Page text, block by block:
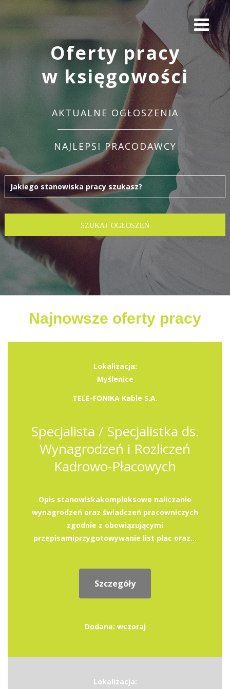
Oferty pracy
w księgowości
AKTUALNE OGŁOSZENIA
NAJLEPSI PRACODAWCY
Najnowsze oferty pracy
Lokalizacja:
Myślenice
TELE-FONIKA Kable S.A.
Specjalista / Specjalistka ds.
Wynagrodzeń i Rozliczeń
Kadrowo-Płacowych
Opis stanowiskakompleksowe naliczanie
wynagrodzeń oraz świadczeń pracowniczych
zgodnie z obowiązującymi
przepisamiprzygotowywanie list płac oraz...
Szczegóły
Dodane: wczoraj
Lokalizacja: